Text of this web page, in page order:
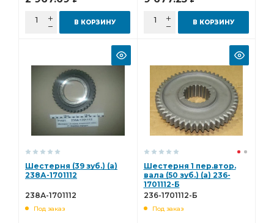
В КОРЗИНУ В КОРЗИНУ
Шестерня (39 зуб.) (а)
238А-1701112
238А-1701112
Под заказ
Шестерня 1 пер.втор.
вала (50 зуб.) (а) 236-
1701112-Б
236-1701112-Б
Под заказ